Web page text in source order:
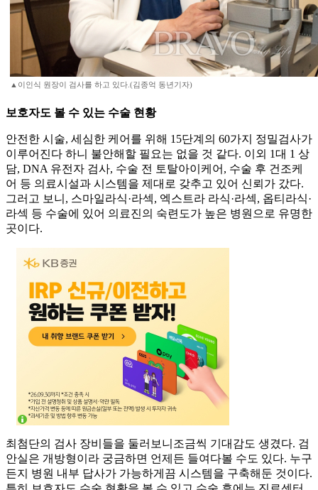
▲이인식 원장이 검사를 하고 있다.(김종억 동년기자)
보호자도 볼 수 있는 수술 현황
안전한 시술, 세심한 케어를 위해 15단계의 60가지 정밀검사가
이루어진다 하니 불안해할 필요는 없을 것 같다. 이외 1대 1 상
담, DNA 유전자 검사, 수술 전 토탈아이케어, 수술 후 건조케
어 등 의료시설과 시스템을 제대로 갖추고 있어 신뢰가 갔다.
그러고 보니, 스마일라식·라섹, 엑스트라 라식·라섹, 옵티라식·
라섹 등 수술에 있어 의료진의 숙련도가 높은 병원으로 유명한
곳이다.
최첨단의 검사 장비들을 둘러보니조금씩 기대감도 생겼다. 검
안실은 개방형이라 궁금하면 언제든 들여다볼 수도 있다. 누구
든지 병원 내부 답사가 가능하게끔 시스템을 구축해둔 것이다.